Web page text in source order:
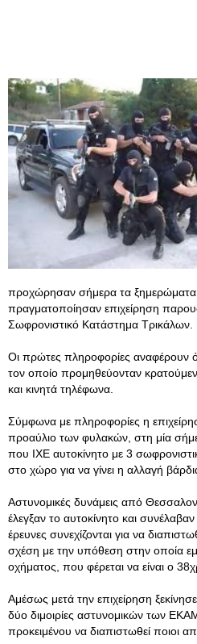
προχώρησαν σήμερα τα
πραγματοποίησαν επιχείρηση
Σωφρονιστικό Κατάστημα Τρικάλων.
Οι πρώτες πληροφορίες αναφέρουν
τον οποίο προμηθεύονταν
και κινητά τηλέφωνα.
Σύμφωνα με πληροφορίες η
προαύλιο των φυλακών, στη μία
που ΙΧΕ αυτοκίνητο με 3
στο χώρο για να γίνει η αλλαγή
Αστυνομικές δυνάμεις από
έλεγξαν το αυτοκίνητο και
έρευνες συνεχίζονται για να
σχέση με την υπόθεση στην οποία
οχήματος, που φέρεται να είναι ο
Αμέσως μετά την επιχείρηση
δύο διμοιρίες αστυνομικών των
προκειμένου να διαπιστωθεί ποιοι